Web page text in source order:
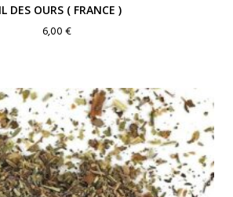
DES OURS ( FRANCE )
6,00€